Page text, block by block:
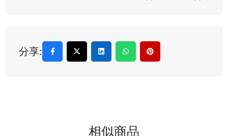
分享:
相似商品